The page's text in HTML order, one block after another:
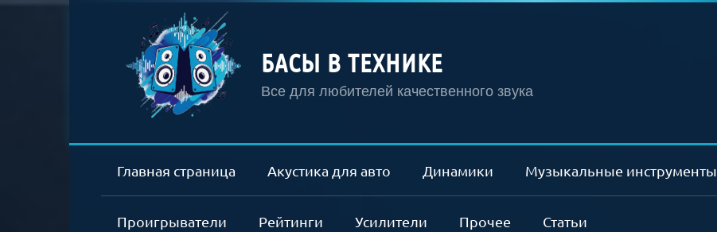
БАСЫ В ТЕХНИКЕ
Все для любителей качественного звука
Главная страница Акустика для авто Динамики Музыкальные инструменты
Проигрыватели Рейтинги Усилители Прочее Статьи